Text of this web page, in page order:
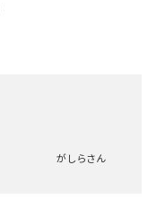
がしらさん